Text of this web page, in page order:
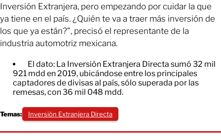
Inversión Extranjera, pero empezando por cuidar la que
ya tiene en el país. ¿Quién te va a traer más inversión de
los que ya están?”, precisó el representante de la
industria automotriz mexicana.
El dato: La Inversión Extranjera Directa sumó 32 mil
921 mdd en 2019, ubicándose entre los principales
captadores de divisas al país, sólo superada por las
remesas, con 36 mil 048 mdd.
Temas: Inversión Extranjera Directa